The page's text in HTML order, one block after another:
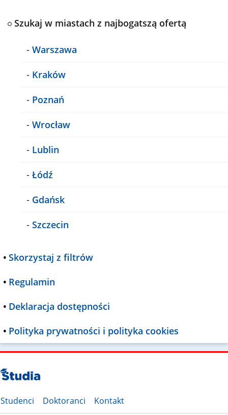
Szukaj w miastach z najbogatszą ofertą
- Warszawa
- Kraków
- Poznań
- Wrocław
- Lublin
- Łódź
- Gdańsk
- Szczecin
• Skorzystaj z filtrów
• Regulamin
• Deklaracja dostępności
• Polityka prywatności i polityka cookies
Studenci Doktoranci Kontakt